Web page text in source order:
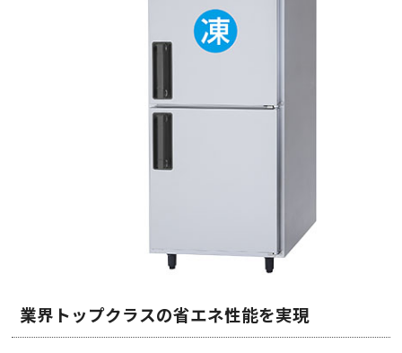
業界トップクラスの省エネ性能を実現